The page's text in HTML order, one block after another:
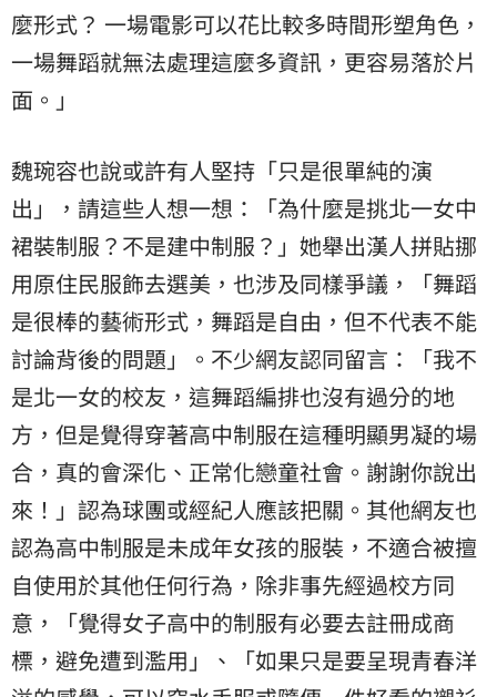
麼形式？ 一場電影可以花比較多時間形塑角色，
一場舞蹈就無法處理這麼多資訊，更容易落於片
面。」
魏琬容也說或許有人堅持「只是很單純的演
出」，請這些人想一想：「為什麼是挑北一女中
裙裝制服？不是建中制服？」她舉出漢人拼貼挪
用原住民服飾去選美，也涉及同樣爭議，「舞蹈
是很棒的藝術形式，舞蹈是自由，但不代表不能
討論背後的問題」。不少網友認同留言：「我不
是北一女的校友，這舞蹈編排也沒有過分的地
方，但是覺得穿著高中制服在這種明顯男凝的場
合，真的會深化、正常化戀童社會。謝謝你說出
來！」認為球團或經紀人應該把關。其他網友也
認為高中制服是未成年女孩的服裝，不適合被擅
自使用於其他任何行為，除非事先經過校方同
意，「覺得女子高中的制服有必要去註冊成商
標，避免遭到濫用」、「如果只是要呈現青春洋